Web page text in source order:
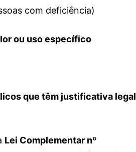
com deficiência)
ou uso específico
que têm justificativa legal
Lei Complementar nº